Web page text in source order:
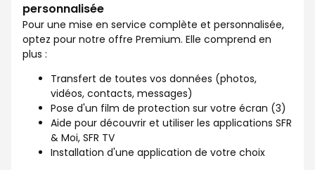
personnalisée
Pour une mise en service complète et personnalisée,
optez pour notre offre Premium. Elle comprend en
plus :
Transfert de toutes vos données (photos,
vidéos, contacts, messages)
Pose d'un film de protection sur votre écran (3)
Aide pour découvrir et utiliser les applications SFR
& Moi, SFR TV
Installation d'une application de votre choix